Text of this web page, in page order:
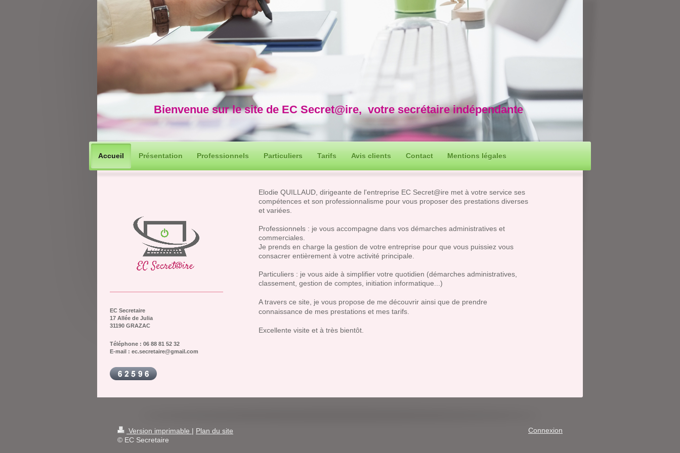
Bienvenue sur le site de EC Secret@ire, votre secrétaire indépendante
Accueil Présentation Professionnels Particuliers Tarifs Avis clients Contact Mentions légales
Elodie QUILLAUD, dirigeante de l'entreprise EC Secret@ire met à votre service ses
compétences et son professionnalisme pour vous proposer des prestations diverses
et variées.
Professionnels : je vous accompagne dans vos démarches administratives et
commerciales.
Je prends en charge la gestion de votre entreprise pour que vous puissiez vous
consacrer entièrement à votre activité principale.
Particuliers : je vous aide à simplifier votre quotidien (démarches administratives,
classement, gestion de comptes, initiation informatique...)
A travers ce site, je vous propose de me découvrir ainsi que de prendre
connaissance de mes prestations et mes tarifs.
Excellente visite et à très bientôt.
EC Secretaire
17 Allée de Julia
31190 GRAZAC
Téléphone : 06 88 81 52 32
E-mail : ec.secretaire@gmail.com
Version imprimable
Plan du site
© EC Secretaire
Connexion